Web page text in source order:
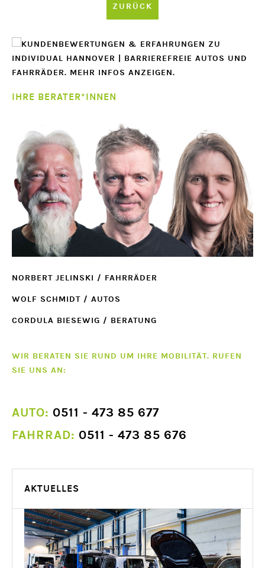
Türen
stehen
ZURÜCK
IHRE BERATER*INNEN
NORBERT JELINSKI / FAHRRÄDER
WOLF SCHMIDT / AUTOS
CORDULA BIESEWIG / BERATUNG
WIR BERATEN SIE RUND UM IHRE MOBILITÄT. RUFEN
SIE UNS AN:
AUTO: 0511 - 473 85 677
FAHRRAD: 0511 - 473 85 676
AKTUELLES